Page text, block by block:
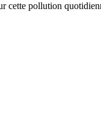
cette pollution